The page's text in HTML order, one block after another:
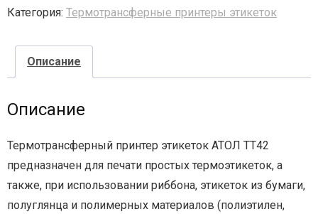
Категория: Термотрансферные принтеры этикеток
Описание
Описание
Термотрансферный принтер этикеток АТОЛ ТТ42
предназначен для печати простых термоэтикеток, а
также, при использовании риббона, этикеток из бумаги,
полуглянца и полимерных материалов (полиэтилен,